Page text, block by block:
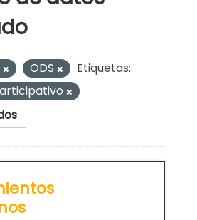
ODS
Etiquetas: